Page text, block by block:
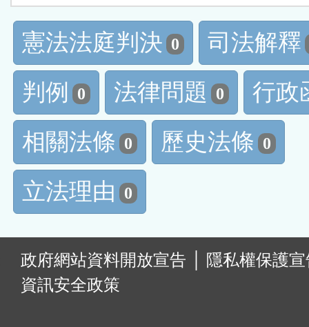
憲法法庭判決 0
司法解釋
判例
0 法律問題 0
行政
相關法條 0 歷史法條 0
立法理由 0
政府網站資料開放宣告
隱私權保護
資訊安全政策